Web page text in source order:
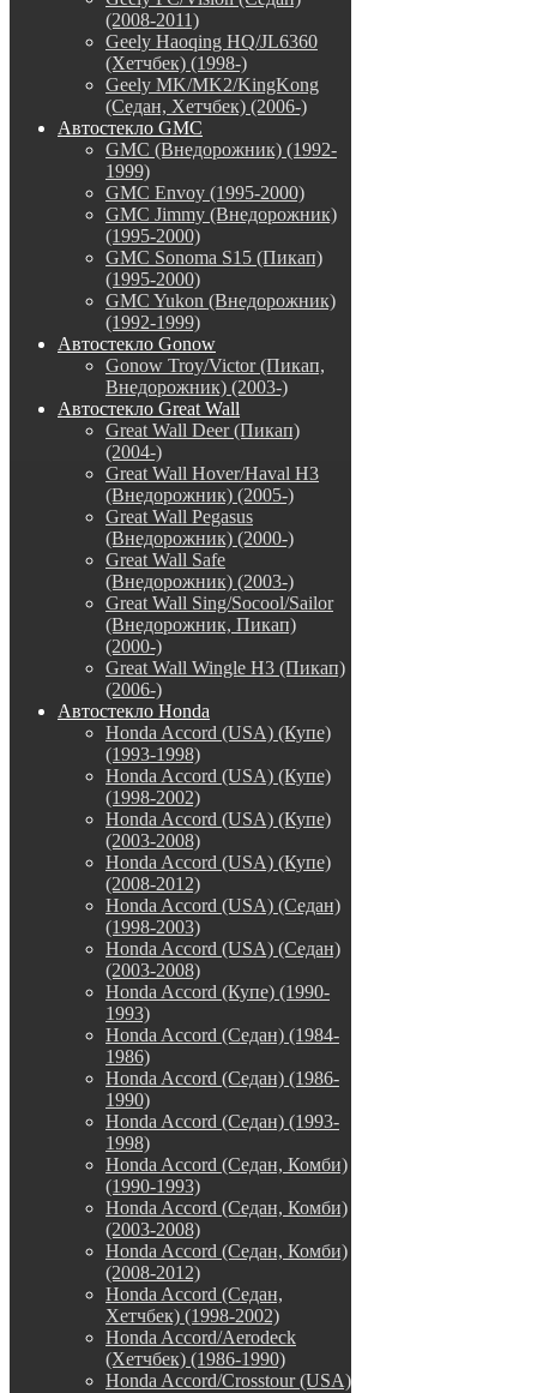
(2008-2011)
Geely Haoqing HQ/JL6360
(Хетчбек) (1998-)
Geely MK/MK2/KingKong
(Седан, Хетчбек) (2006-)
Автостекло GMC
GMC (Внедорожник) (1992-
1999)
GMC Envoy (1995-2000)
GMC Jimmy (Внедорожник)
(1995-2000)
GMC Sonoma S15 (Пикап)
(1995-2000)
GMC Yukon (Внедорожник)
(1992-1999)
Автостекло Gonow
Gonow Troy/Victor (Пикап,
Внедорожник) (2003-)
Автостекло Great Wall
Great Wall Deer (Пикап)
(2004-)
Great Wall Hover/Haval H3
(Внедорожник) (2005-)
Great Wall Pegasus
(Внедорожник) (2000-)
Great Wall Safe
(Внедорожник) (2003-)
Great Wall Sing/Socool/Sailor
(Внедорожник, Пикап)
(2000-)
Great Wall Wingle H3 (Пикап)
(2006-)
Автостекло Honda
Honda Accord (USA) (Купе)
(1993-1998)
Honda Accord (USA) (Купе)
(1998-2002)
Honda Accord (USA) (Купе)
(2003-2008)
Honda Accord (USA) (Купе)
(2008-2012)
Honda Accord (USA) (Седан)
(1998-2003)
Honda Accord (USA) (Седан)
(2003-2008)
Honda Accord (Купе) (1990-
1993)
Honda Accord (Седан) (1984-
1986)
Honda Accord (Седан) (1986-
1990)
Honda Accord (Седан) (1993-
1998)
Honda Accord (Седан, Комби)
(1990-1993)
Honda Accord (Седан, Комби)
(2003-2008)
Honda Accord (Седан, Комби)
(2008-2012)
Honda Accord (Седан,
Хетчбек) (1998-2002)
Honda Accord/Aerodeck
(Хетчбек) (1986-1990)
Honda Accord/Crosstour (USA)